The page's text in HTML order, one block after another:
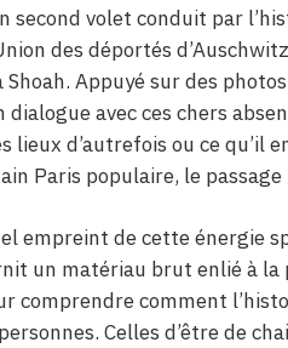
second volet conduit par
des déportés
Appuyé sur des
dialogue avec ces chers
lieux d’autrefois ou ce qu’il
Paris populaire, le passage
empreint de cette énergie
un matériau brut enlié à la
comprendre comment
Celles d’être de